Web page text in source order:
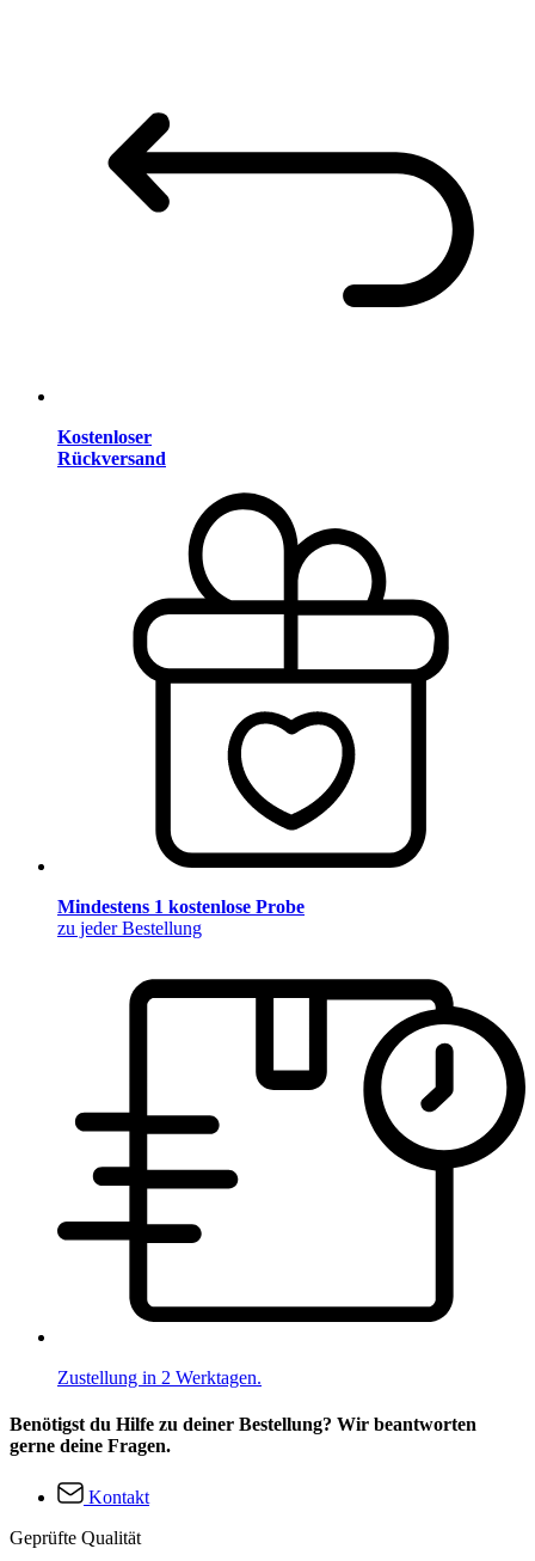
Kostenloser
Rückversand
Mindestens 1 kostenlose Probe
zu jeder Bestellung
Zustellung in 2 Werktagen.
Benötigst du Hilfe zu deiner Bestellung? Wir beantworten
gerne deine Fragen.
Kontakt
Geprüfte Qualität